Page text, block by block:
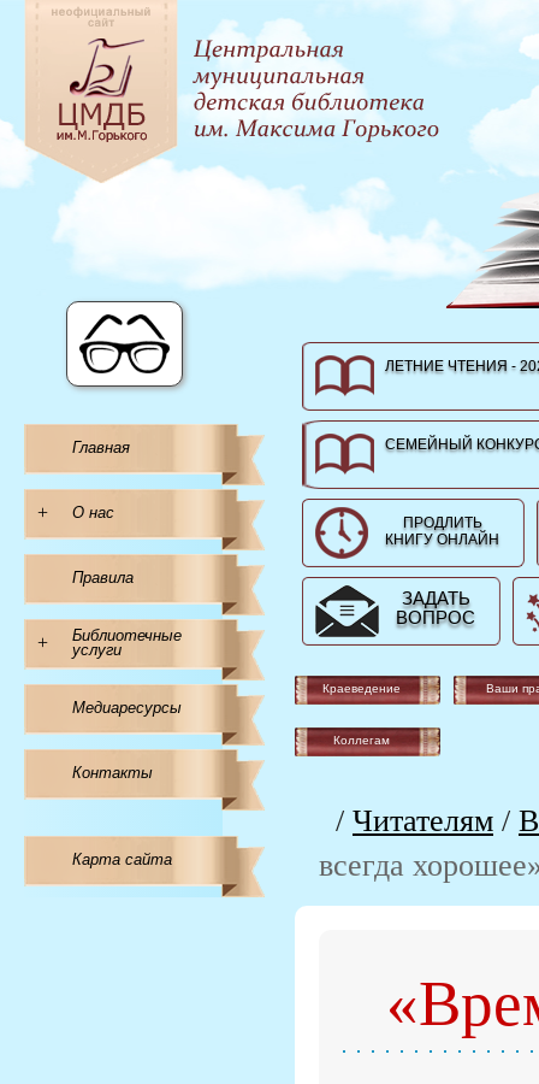
Главная
+ О нас
Правила
+
Библиотечные
услуги
Медиаресурсы
Контакты
Карта сайта
ЛЕТНИЕ ЧТЕНИЯ -
СЕМЕЙНЫЙ
ПРОДЛИТЬ
КНИГУ ОНЛАЙН
ЗАДАТЬ
ВОПРОС
Краеведение Ваши
Коллегам
/ Читателям /
всегда